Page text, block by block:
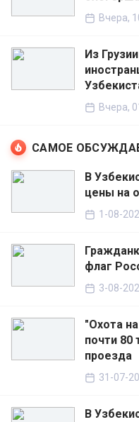
Вчера,
Из
Вчера,
САМОЕ
В
цены на
1-08-
флаг
3-08-
"Охота
почти 80
проезда
31-07-
В